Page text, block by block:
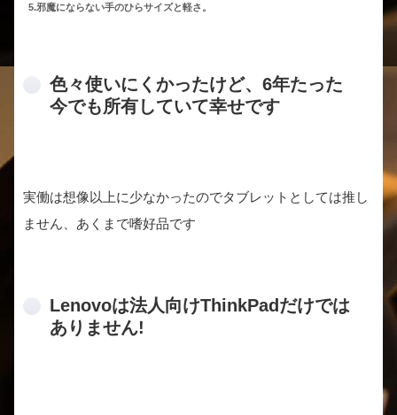
5.邪魔にならない手のひらサイズと軽さ。
色々使いにくかったけど、6年たった
今でも所有していて幸せです
実働は想像以上に少なかったのでタブレットとしては推し
ません、あくまで嗜好品です
Lenovoは法人向けThinkPadだけでは
ありません!